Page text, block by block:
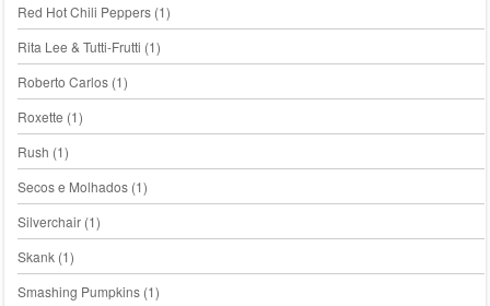
Red Hot Chili Peppers(1)
Rita Lee & Tutti-Frutti (1)
Roberto Carlos(1)
Roxette (1)
Rush (1)
Secos e Molhados(1)
Silverchair(1)
Skank(1)
Smashing Pumpkins(1)